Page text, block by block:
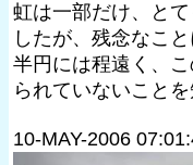
虹は一部だけ、と
したが、残念なこと
半円には程遠く、
られていないことを
10-MAY-2006